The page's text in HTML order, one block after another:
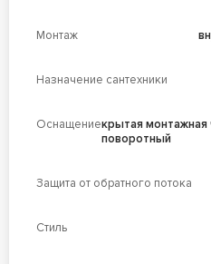
Монтаж
Назначение сантехники
Оснащениекрытая монтажная
поворотный
Защита от обратного потока
Стиль